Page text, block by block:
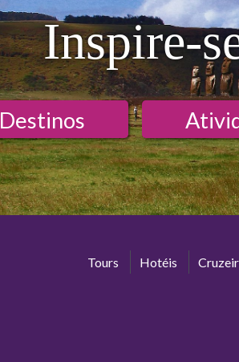
Inspire-
Destinos
Tours Hotéis